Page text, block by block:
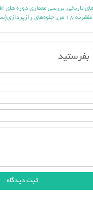
تاریخی, بررسی معماری دوره های
۱۸ ص , جلوه‌هاي
بفرستید